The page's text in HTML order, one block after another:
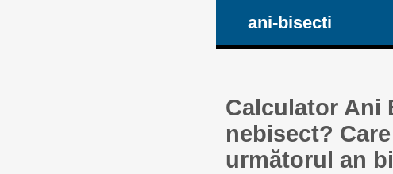
ani-bisecti
Calculator Ani
nebisect?
următorul an